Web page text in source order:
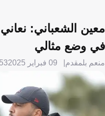
معين الشعباني:
في وضع مثالي
منعم بلمقدم 09 فبراير 2025